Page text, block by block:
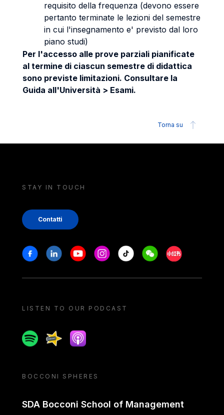
requisito della frequenza (devono essere
pertanto terminate le lezioni del semestre
in cui l'insegnamento e' previsto dal loro
piano studi)
Per l'accesso alle prove parziali pianificate
al termine di ciascun semestre di didattica
sono previste limitazioni. Consultare la
Guida all'Università > Esami.
Torna su
STAY IN TOUCH
Contatti
Stay in touch
FacebookLinkedinYoutubeInstagram
Tiktok WeechatXiaohongshu/
LISTEN TO OUR PODCAST
SpotifySpreakerApple podcast
BOCCONI SPHERES
SDA Bocconi School of Management